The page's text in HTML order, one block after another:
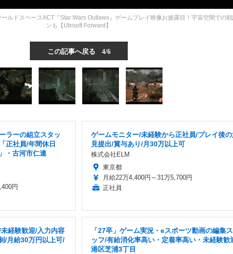
ールドスペースACT『Star Wars Outlaws』ゲームプレイ映像お披露目！宇宙空間での
ンも【Ubisoft Forward】
この記事へ戻る 4/6
ラーの組立スタッ
正社員/年間休日
・古河市仁連
円
ゲームモニター/未経験から正社員/プレイ後
見提出/賞与あり/月30万以上可
株式会社ELM
東京都
月給22万4,400円～31万5,700円
正社員
経験歓迎/入力内容
/月給30万円以上可/
「27卒」ゲーム実況・eスポーツ動画の編集
ッフ/有給消化率高い・定着率高い・未経験歓
港区芝浦3丁目